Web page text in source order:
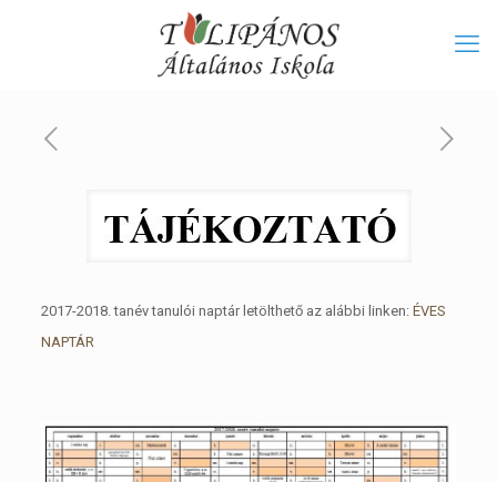
2017-2018. tanév tanulói naptár letölthető az alábbi linken: ÉVES
NAPTÁR